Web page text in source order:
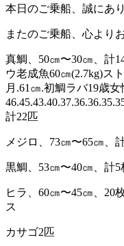
本日のご乗船、誠にあ
またのご乗船、心より
真鯛、50㎝〜30㎝、計
ウ老成魚60㎝(2.7kg)ス
月.61㎝.初鯛ラバ19歳女
計22匹
メジロ、73㎝〜65㎝、
黒鯛、53㎝〜40㎝、計5
ヒラ、60㎝〜45㎝、20
ス
カサゴ2匹